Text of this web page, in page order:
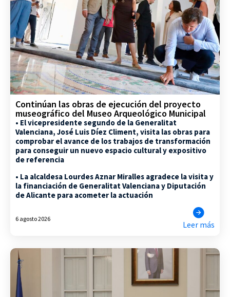
Continúan las obras de ejecución del proyecto
museográfico del Museo Arqueológico Municipal
• El vicepresidente segundo de la Generalitat
Valenciana, José Luis Díez Climent, visita las obras para
comprobar el avance de los trabajos de transformación
para conseguir un nuevo espacio cultural y expositivo
de referencia
• La alcaldesa Lourdes Aznar Miralles agradece la visita y
la financiación de Generalitat Valenciana y Diputación
de Alicante para acometer la actuación
6 agosto 2026
Leer más